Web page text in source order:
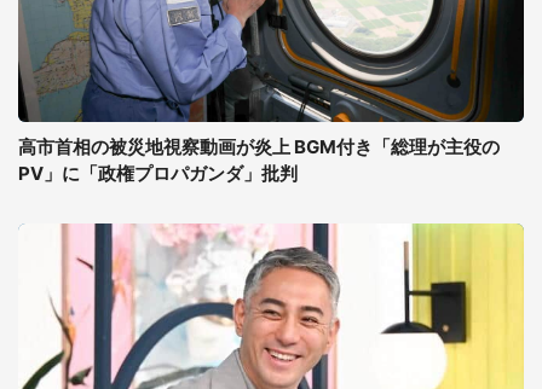
高市首相の被災地視察動画が炎上 BGM付き「総理が主役の
PV」に「政権プロパガンダ」批判